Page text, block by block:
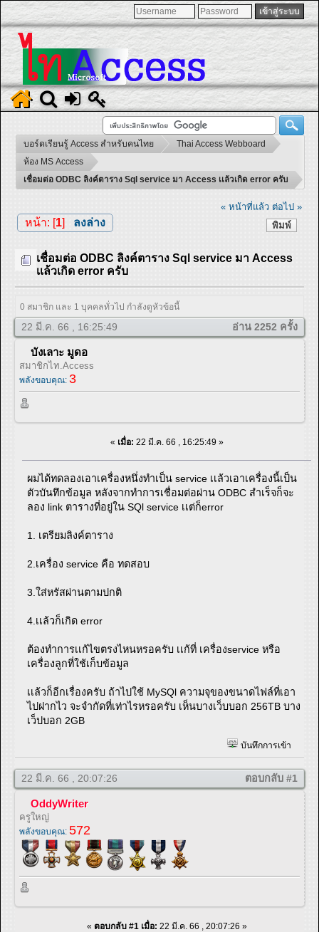
บอร์ดเรียนรู้ Access สำหรับคนไทย
Thai Access Webboard
ห้อง MS Access
เชื่อมต่อ ODBC ลิงค์ตาราง Sql service มา Access เเล้วเกิด error ครับ
« หน้าที่แล้ว ต่อไป »
พิมพ์
หน้า: [1] ลงล่าง
เชื่อมต่อ ODBC ลิงค์ตาราง Sql service มา Access
เเล้วเกิด error ครับ
0 สมาชิก และ 1 บุคคลทั่วไป กำลังดูหัวข้อนี้
22 มี.ค. 66 , 16:25:49 อ่าน 2252 ครั้ง
บังเลาะ มูดอ
สมาชิกไท.Access
พลังขอบคุณ: 3
« เมื่อ: 22 มี.ค. 66 , 16:25:49 »
ผมได้ทดลองเอาเครื่องหนึ่งทำเป็น service เเล้วเอาเครื่องนี้เป็น
ตัวบันทึกข้อมูล หลังจากทำการเชื่อมต่อผ่าน ODBC สำเร็จก็จะ
ลอง link ตารางที่อยู่ใน SQl service เเต่ก็error
1. เตรียมลิงค์ตาราง
2.เครื่อง service คือ ทดสอบ
3.ใส่หรัสผ่านตามปกติ
4.เเล้วก็เกิด error
ต้องทำการเเก้ไขตรงไหนหรอครับ เเก้ที่ เครื่องservice หรือ
เครื่องลูกที่ใช้เก็บข้อมูล
เเล้วก็อีกเรื่องครับ ถ้าไปใช้ MySQl ความจุของขนาดไฟล์ที่เอา
ไปฝากไว จะจำกัดที่เท่าไรหรอครับ เห็นบางเว็บบอก 256TB บาง
เว็ปบอก 2GB
บันทึกการเข้า
22 มี.ค. 66 , 20:07:26 ตอบกลับ #1
OddyWriter
ครูใหญ่
พลังขอบคุณ: 572
« ตอบกลับ #1 เมื่อ: 22 มี.ค. 66 , 20:07:26 »